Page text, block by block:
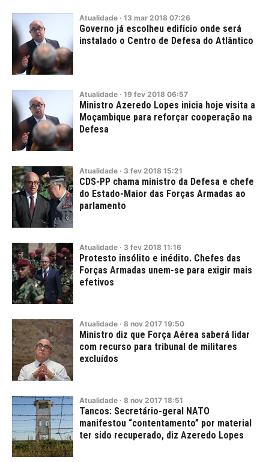
Atualidade · 13 mar 2018 07:26
Governo já escolheu edifício onde será
instalado o Centro de Defesa do Atlântico
Atualidade · 19 fev 2018 06:57
Ministro Azeredo Lopes inicia hoje visita a
Moçambique para reforçar cooperação na
Defesa
Atualidade · 3 fev 2018 15:21
CDS-PP chama ministro da Defesa e chefe
do Estado-Maior das Forças Armadas ao
parlamento
Atualidade · 3 fev 2018 11:16
Protesto insólito e inédito. Chefes das
Forças Armadas unem-se para exigir mais
efetivos
Atualidade · 8 nov 2017 19:50
Ministro diz que Força Aérea saberá lidar
com recurso para tribunal de militares
excluídos
Atualidade · 8 nov 2017 18:51
Tancos: Secretário-geral NATO
manifestou “contentamento” por material
ter sido recuperado, diz Azeredo Lopes